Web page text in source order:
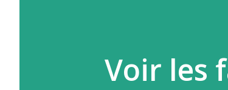
Voir les